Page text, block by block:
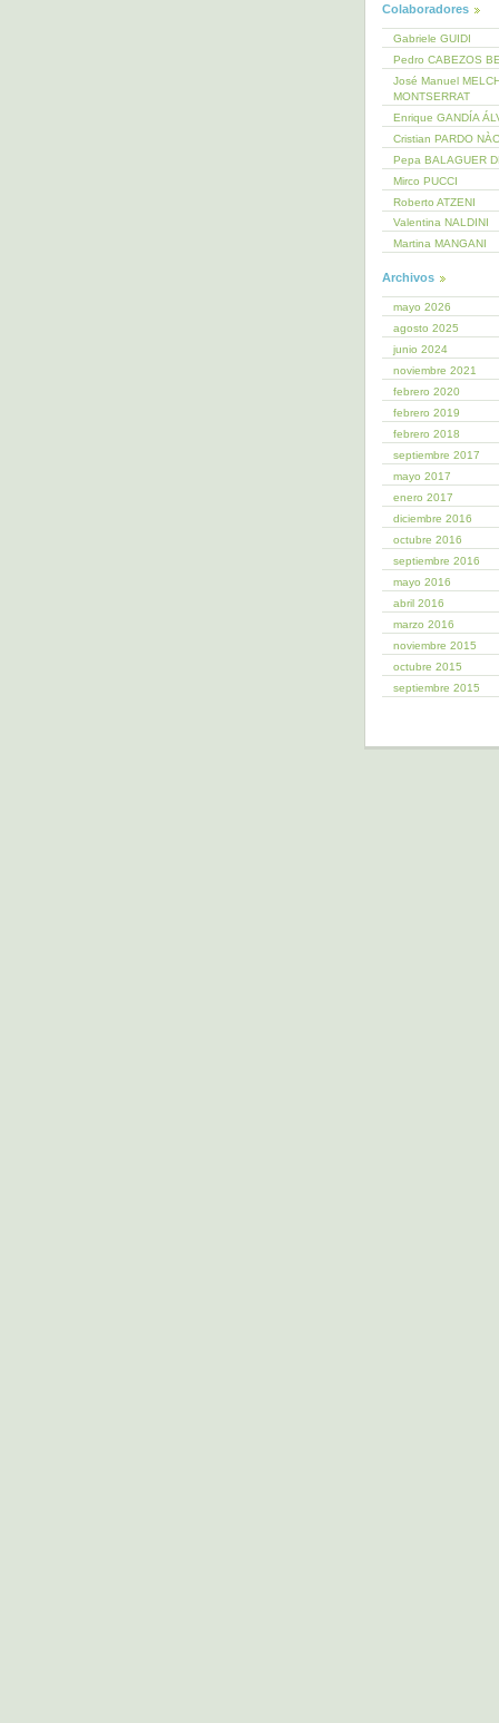
Colaboradores
Gabriele GUIDI
Pedro CABEZOS
José Manuel
MONTSERRAT
Enrique GANDÍA
Cristian PARDO
Pepa BALAGUER
Mirco PUCCI
Roberto ATZENI
Valentina NALDINI
Martina MANGANI
Archivos
mayo 2026
agosto 2025
junio 2024
noviembre 2021
febrero 2020
febrero 2019
febrero 2018
septiembre 2017
mayo 2017
enero 2017
diciembre 2016
octubre 2016
septiembre 2016
mayo 2016
abril 2016
marzo 2016
noviembre 2015
octubre 2015
septiembre 2015